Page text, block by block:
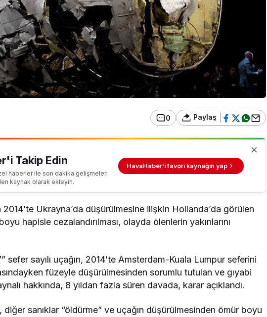
0 Paylaş
Takip Edin
haberler ile son dakika gelişmeleri
kaynak olarak ekleyin.
HavaHaber'i favori kaynağın yap
Ukrayna’da düşürülmesine ilişkin Hollanda’da görülen
hapisle cezalandırılması, olayda ölenlerin yakınlarını
sefer sayılı uçağın, 2014’te Amsterdam-Kuala Lumpur seferini
füzeyle düşürülmesinden sorumlu tutulan ve gıyabi
hakkında, 8 yıldan fazla süren davada, karar açıklandı.
sanıklar “öldürme” ve uçağın düşürülmesinden ömür boyu